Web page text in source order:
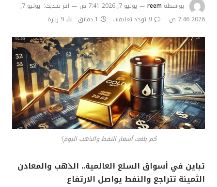
بواسطة reem يوليو 7, 2026 7:41 ص آخر تحديث:
يوليو 7,
2026 7:46 ص
لا توجد تعليقات 1 دقائق 9 زيارة
كم بلغت أسعار النفط والذهب اليوم؟
تباين في أسواق السلع العالمية.. الذهب والمعادن
الثمينة تتراجع والنفط يواصل الارتفاع